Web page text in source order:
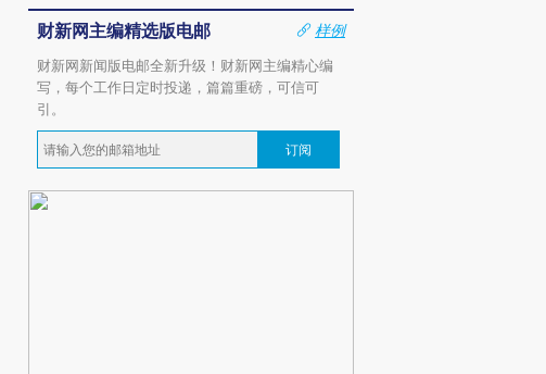
财新网主编精选版电邮
样例
财新网新闻版电邮全新升级！财新网主编精心编
写，每个工作日定时投递，篇篇重磅，可信可
引。
订阅